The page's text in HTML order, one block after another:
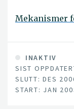
Mekanismer
INAKTIV
SIST
SLUTT: DES
START: JAN